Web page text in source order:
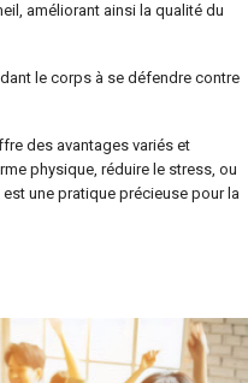
améliorant ainsi la qualité du
le corps à se défendre contre
des avantages variés et
physique, réduire le stress, ou
une pratique précieuse pour la